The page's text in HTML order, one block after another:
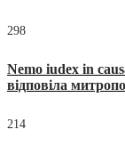
298
Nemo iudex in
відповіла
214